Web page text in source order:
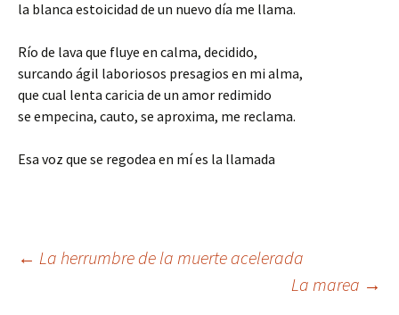
la blanca estoicidad de un nuevo día me llama.
Río de lava que fluye en calma, decidido,
surcando ágil laboriosos presagios en mi alma,
que cual lenta caricia de un amor redimido
se empecina, cauto, se aproxima, me reclama.
Esa voz que se regodea en mí es la llamada
Navegación
← La herrumbre de la muerte acelerada
La marea →